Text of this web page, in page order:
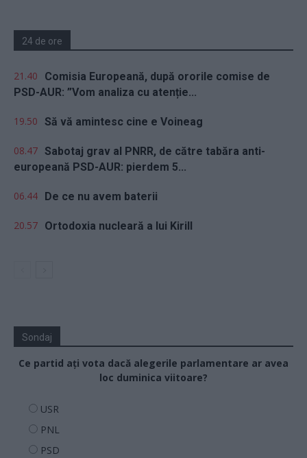
24 de ore
21.40
Comisia Europeană, după ororile comise de
PSD-AUR: ”Vom analiza cu atenție...
19.50 Să vă amintesc cine e Voineag
08.47 Sabotaj grav al PNRR, de către tabăra anti-
europeană PSD-AUR: pierdem 5...
06.44 De ce nu avem baterii
20.57 Ortodoxia nucleară a lui Kirill
Sondaj
Ce partid ați vota dacă alegerile parlamentare ar avea
loc duminica viitoare?
USR
PNL
PSD